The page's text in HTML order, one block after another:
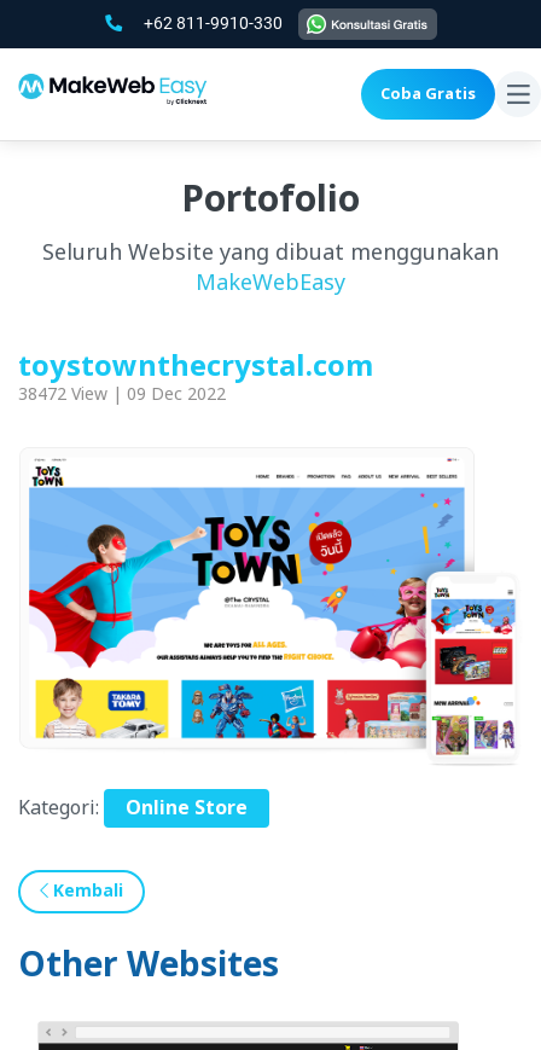
+62 811-9910-330
Coba Gratis
Portofolio
Seluruh Website yang dibuat menggunakan
MakeWebEasy
toystownthecrystal.com
38472 View | 09 Dec 2022
Kategori: Online Store
Kembali
Other Websites